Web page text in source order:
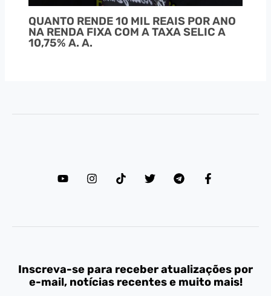
QUANTO RENDE 10 MIL REAIS POR ANO
NA RENDA FIXA COM A TAXA SELIC A
10,75% A. A.
Inscreva-se para receber atualizações por
e-mail, notícias recentes e muito mais!